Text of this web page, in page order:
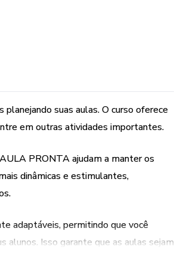
suas aulas. O curso oferece
em outras atividades importantes.
PRONTA ajudam a manter os
dinâmicas e estimulantes,
adaptáveis, permitindo que você
alunos. Isso garante que as aulas sejam